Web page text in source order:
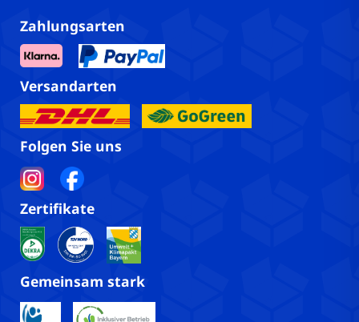
Zahlungsarten
Versandarten
Folgen Sie uns
Zertifikate
Gemeinsam stark